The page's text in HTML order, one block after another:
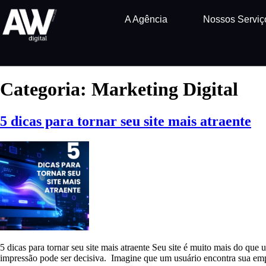
A Agência Nossos
Categoria: Marketing Digital
5 dicas para tornar seu site mais atraente
5 dicas para tornar seu site mais atraente Seu site é muito mais do
impressão pode ser decisiva. Imagine que um usuário encontra sua